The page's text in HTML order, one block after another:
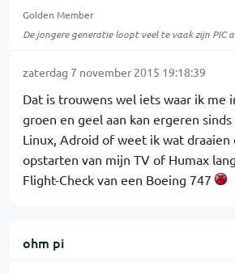
Golden Member
De jongere generatie loopt veel te vaak zijn PIC
zaterdag 7 november 2015 19:18:39
Dat is trouwens wel iets waar ik me
groen en geel aan kan ergeren
Linux, Adroid of weet ik wat
opstarten van mijn TV of Humax
Flight-Check van een Boeing 747
ohm pi